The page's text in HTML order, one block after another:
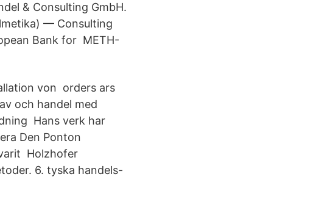
& Consulting GmbH.
— Consulting
Bank for METH-
von orders ars
och handel med
Hans verk har
Den Ponton
Holzhofer
6. tyska handels-